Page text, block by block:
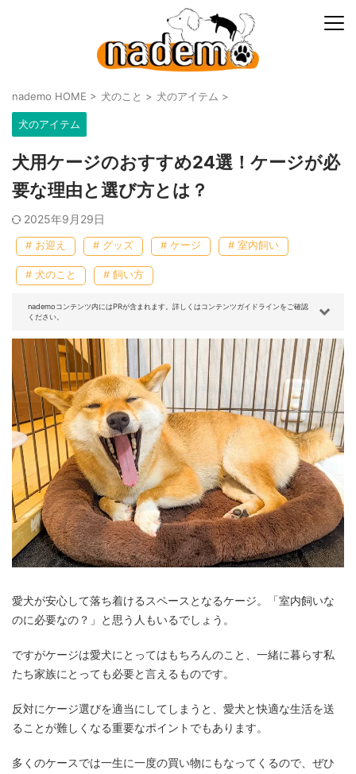
nademo HOME > 犬のこと > 犬のアイテム >
犬のアイテム
犬用ケージのおすすめ24選！ケージが必
要な理由と選び方とは？
2025年9月29日
# お迎え # グッズ # ケージ # 室内飼い
# 犬のこと # 飼い方
nademoコンテンツ内にはPRが含まれます。詳しくはコンテンツガイドラインをご確認
ください。
愛犬が安心して落ち着けるスペースとなるケージ。「室内飼いな
のに必要なの？」と思う人もいるでしょう。
ですがケージは愛犬にとってはもちろんのこと、一緒に暮らす私
たち家族にとっても必要と言えるものです。
反対にケージ選びを適当にしてしまうと、愛犬と快適な生活を送
ることが難しくなる重要なポイントでもあります。
多くのケースでは一生に一度の買い物にもなってくるので、ぜひ